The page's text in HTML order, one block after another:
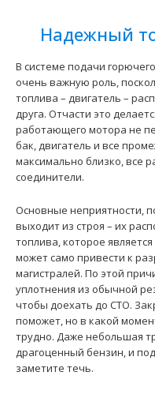
Применение на
Шевроле". Данные
Надежный
В системе подачи
очень важную роль,
топлива – двигатель –
друга. Отчасти это
работающего мотора не
бак, двигатель и все
максимально близко, все
соединители.
Основные неприятности,
выходит из строя – их
топлива, которое
может само привести к
магистралей. По этой
уплотнения из обычной
чтобы доехать до СТО.
поможет, но в какой
трудно. Даже небольшая
драгоценный бензин, и
заметите течь.